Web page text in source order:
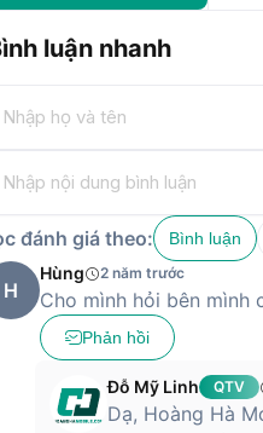
luận nhanh
đánh giá theo: Bình luận
H
Hùng 2 năm trước
Cho mình hỏi bên mình
Phản hồi
Đỗ Mỹ Linh QTV
Dạ, Hoàng Hà